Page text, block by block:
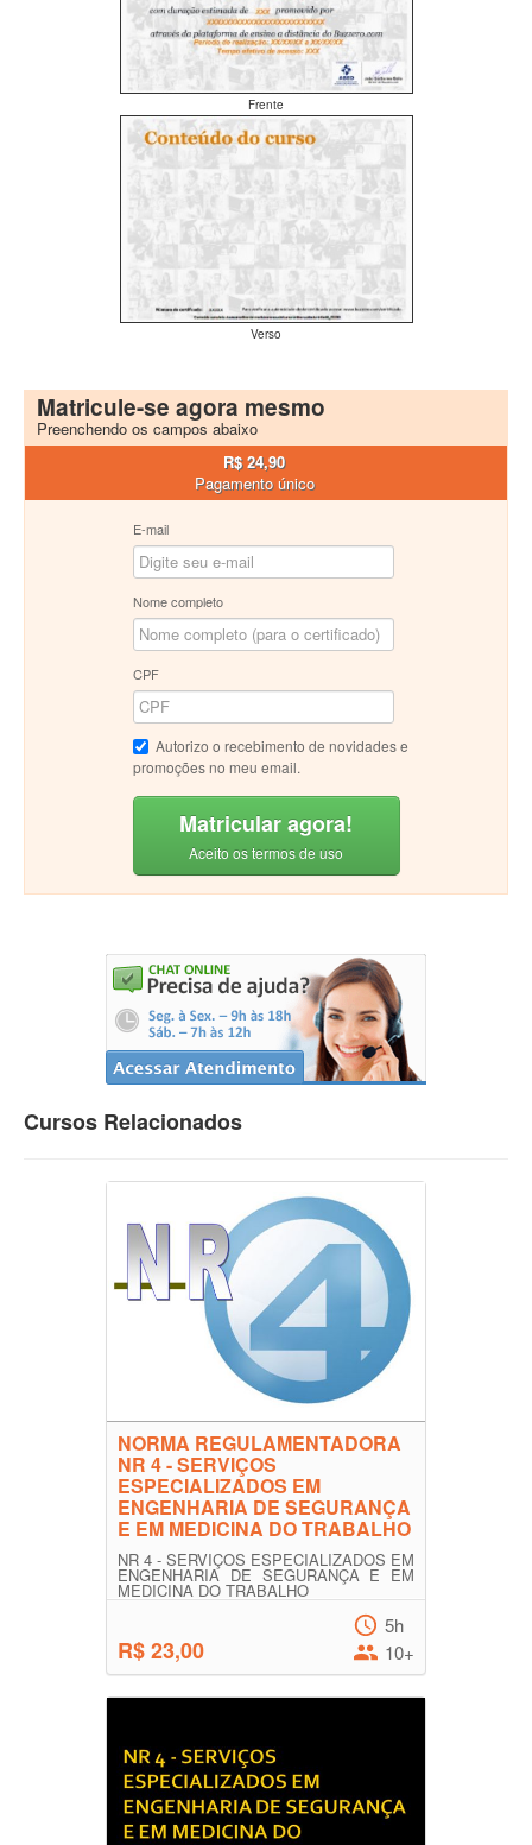
Frente
Verso
Matricule-se agora mesmo
Preenchendo os campos abaixo
R$ 24,90
Pagamento único
E-mail
Nome completo
CPF
Autorizo o recebimento de novidades e
promoções no meu email.
Matricular agora!
Aceito os termos de uso
Cursos Relacionados
NORMA REGULAMENTADORA
NR 4 - SERVIÇOS
ESPECIALIZADOS EM
ENGENHARIA DE SEGURANÇA
E EM MEDICINA DO TRABALHO
NR 4 - SERVIÇOS ESPECIALIZADOS EM
ENGENHARIA DE SEGURANÇA E EM
MEDICINA DO TRABALHO
R$ 23,00
5h
10+